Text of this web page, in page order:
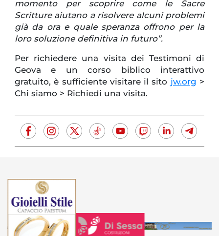
momento per scoprire come le Sacre
Scritture aiutano a risolvere alcuni problemi
già da ora e quale speranza offrono per la
loro soluzione definitiva in futuro”.
Per richiedere una visita dei Testimoni di
Geova e un corso biblico interattivo
gratuito, è sufficiente visitare il sito jw.org >
Chi siamo > Richiedi una visita.